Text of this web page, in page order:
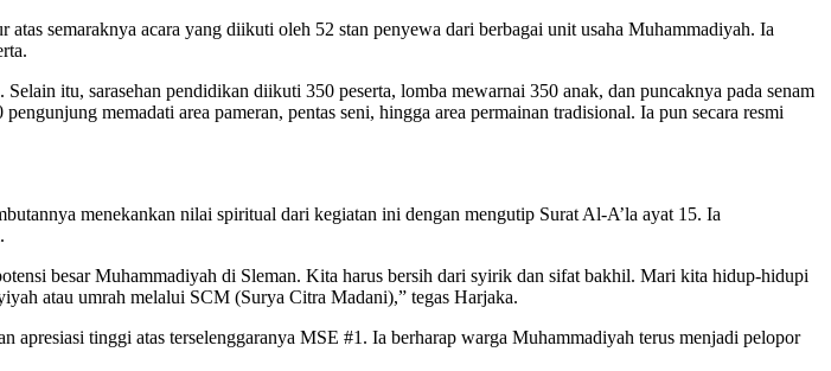
semaraknya acara yang diikuti oleh 52 stan penyewa dari berbagai unit usaha Muhammadiyah. Ia
itu, sarasehan pendidikan diikuti 350 peserta, lomba mewarnai 350 anak, dan puncaknya pada senam
memadati area pameran, pentas seni, hingga area permainan tradisional. Ia pun secara resmi
menekankan nilai spiritual dari kegiatan ini dengan mengutip Surat Al-A’la ayat 15. Ia
besar Muhammadiyah di Sleman. Kita harus bersih dari syirik dan sifat bakhil. Mari kita hidup-hidupi
atau umrah melalui SCM (Surya Citra Madani),” tegas Harjaka.
tinggi atas terselenggaranya MSE #1. Ia berharap warga Muhammadiyah terus menjadi pelopor